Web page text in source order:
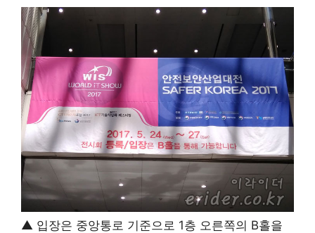
▲ 입장은 중앙통로 기준으로 1층 오른쪽의 B홀을